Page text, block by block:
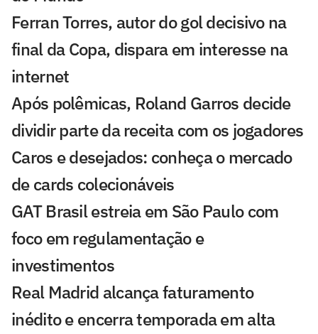
Ferran Torres, autor do gol decisivo na
final da Copa, dispara em interesse na
internet
Após polêmicas, Roland Garros decide
dividir parte da receita com os jogadores
Caros e desejados: conheça o mercado
de cards colecionáveis
GAT Brasil estreia em São Paulo com
foco em regulamentação e
investimentos
Real Madrid alcança faturamento
inédito e encerra temporada em alta